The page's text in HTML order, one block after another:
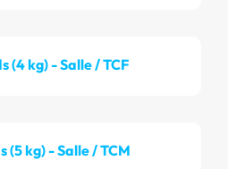
(4 kg) - Salle / TCF
(5 kg) - Salle / TCM